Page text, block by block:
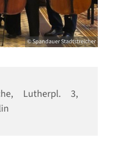
© Spandauer Stadtstreicher
Lutherpl. 3,